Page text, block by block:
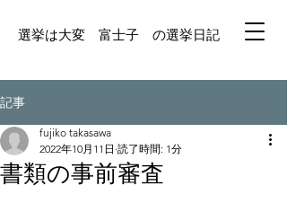
選挙は大変 富士子 の選挙日記
記事
書類の事前審査
fujiko takasawa
2022年10月11日 読了時間: 1分